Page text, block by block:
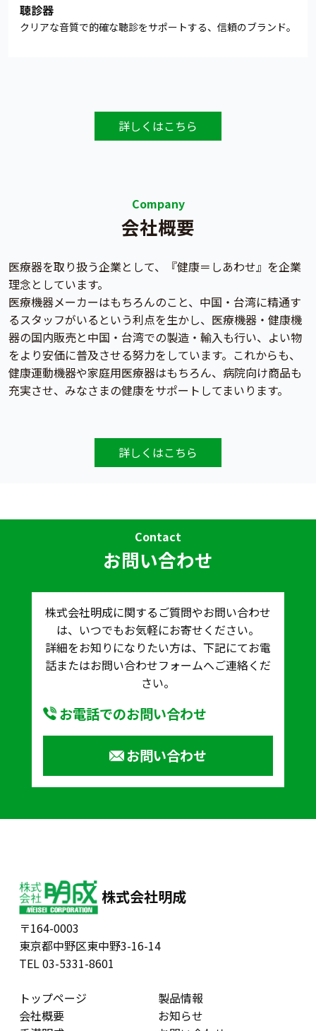
聴診器
クリアな音質で的確な聴診をサポートする、信頼のブランド。
詳しくはこちら
Company
会社概要
医療器を取り扱う企業として、『健康＝しあわせ』を企業
理念としています。
医療機器メーカーはもちろんのこと、中国・台湾に精通す
るスタッフがいるという利点を生かし、医療機器・健康機
器の国内販売と中国・台湾での製造・輸入も行い、よい物
をより安価に普及させる努力をしています。これからも、
健康運動機器や家庭用医療器はもちろん、病院向け商品も
充実させ、みなさまの健康をサポートしてまいります。
詳しくはこちら
Contact
お問い合わせ
株式会社明成に関するご質問やお問い合わせ
は、いつでもお気軽にお寄せください。
詳細をお知りになりたい方は、下記にてお電
話またはお問い合わせフォームへご連絡くだ
さい。
お電話でのお問い合わせ
お問い合わせ
株式会社明成
〒164-0003
東京都中野区東中野3-16-14
TEL 03-5331-8601
トップページ
製品情報
会社概要
お知らせ